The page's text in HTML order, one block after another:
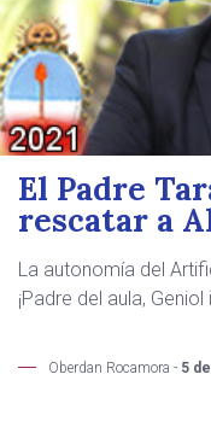
El Padre
rescatar a
La autonomía del
¡Padre del aula,
Oberdan Rocamora - 5